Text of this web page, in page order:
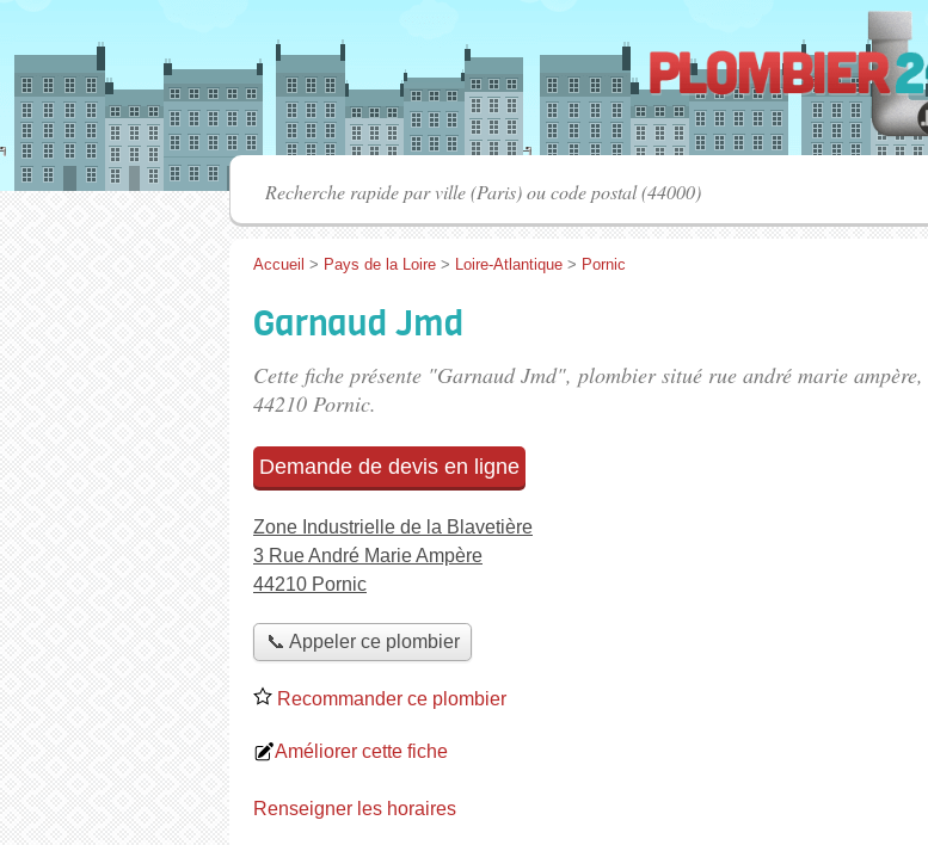
Accueil > Pays de la Loire > Loire-Atlantique > Pornic
Garnaud Jmd
Cette fiche présente "Garnaud Jmd", plombier situé rue andré marie ampère,
44210 Pornic.
Demande de devis en ligne
Zone Industrielle de la Blavetière
3 Rue André Marie Ampère
44210 Pornic
📞 Appeler ce plombier
Recommander ce plombier
Améliorer cette fiche
Renseigner les horaires